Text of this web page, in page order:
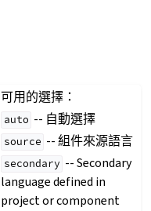
可用的選擇：
auto -- 自動選擇
source -- 組件來源語言
secondary -- Secondary
language defined in
project or component